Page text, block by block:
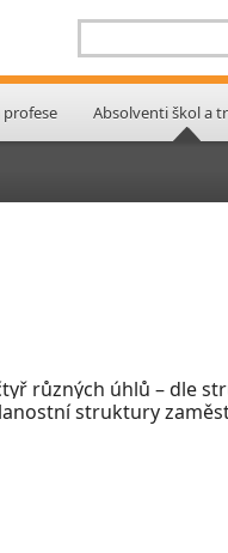
profese Absolventi škol a
různých úhlů – dle
struktury